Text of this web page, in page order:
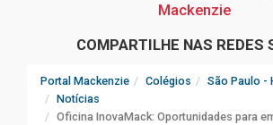
Mackenzie
COMPARTILHE NAS REDES
Portal Mackenzie Colégios
São Paulo -
Notícias
Oficina InovaMack: Oportunidades para